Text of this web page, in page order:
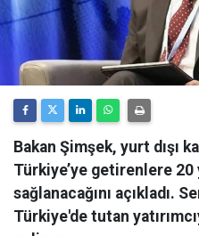
Bakan Şimşek, yurt dışı
Türkiye’ye getirenlere
sağlanacağını açıkladı.
Türkiye'de tutan